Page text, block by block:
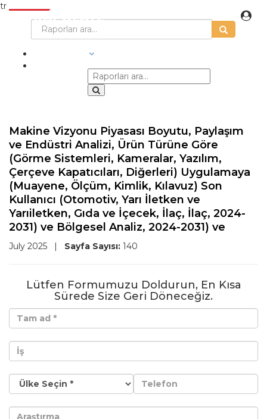
tr
Makine Vizyonu Piyasası Boyutu, Paylaşım
ve Endüstri Analizi, Ürün Türüne Göre
(Görme Sistemleri, Kameralar, Yazılım,
Çerçeve Kapatıcıları, Diğerleri) Uygulamaya
(Muayene, Ölçüm, Kimlik, Kılavuz) Son
Kullanıcı (Otomotiv, Yarı İletken ve
Yarıiletken, Gıda ve İçecek, İlaç, İlaç, 2024-
2031) ve Bölgesel Analiz, 2024-2031) ve
July 2025 | Sayfa Sayısı: 140
Lütfen Formumuzu Doldurun, En Kısa
Sürede Size Geri Döneceğiz.